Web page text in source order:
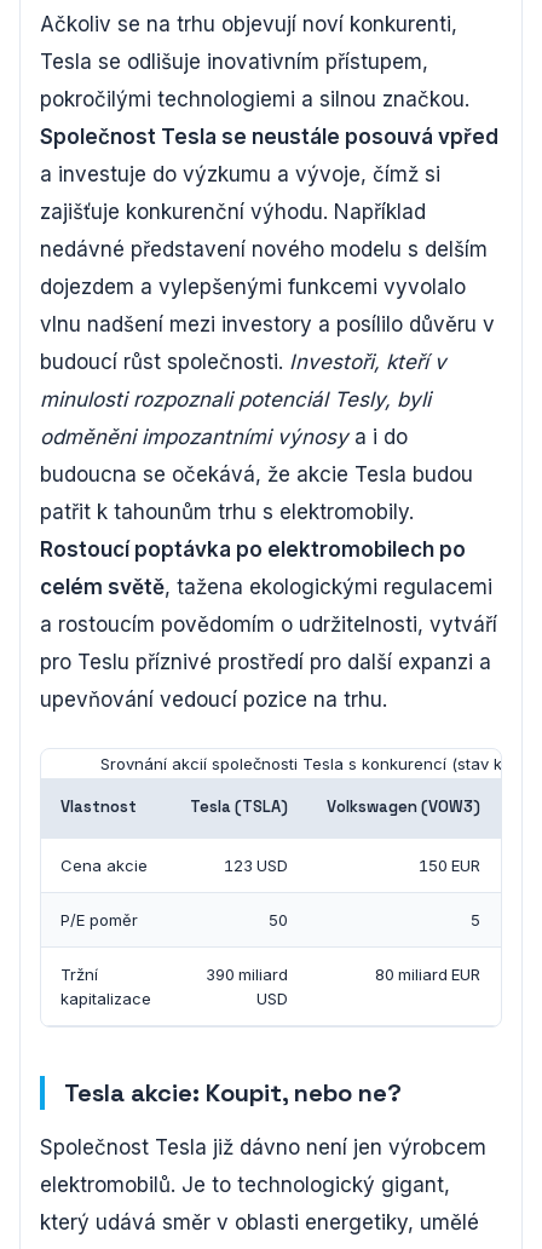
Ačkoliv se na trhu objevují noví konkurenti,
Tesla se odlišuje inovativním přístupem,
pokročilými technologiemi a silnou značkou.
Společnost Tesla se neustále posouvá vpřed
a investuje do výzkumu a vývoje, čímž si
zajišťuje konkurenční výhodu. Například
nedávné představení nového modelu s delším
dojezdem a vylepšenými funkcemi vyvolalo
vlnu nadšení mezi investory a posílilo důvěru v
budoucí růst společnosti. Investoři, kteří v
minulosti rozpoznali potenciál Tesly, byli
odměněni impozantními výnosya i do
budoucna se očekává, že akcie Tesla budou
patřit k tahounům trhu s elektromobily.
Rostoucí poptávka po elektromobilech po
celém světě, tažena ekologickými regulacemi
a rostoucím povědomím o udržitelnosti, vytváří
pro Teslu příznivé prostředí pro další expanzi a
upevňování vedoucí pozice na trhu.
Srovnání akcií společnosti Tesla s konkurencí (stav k 1. 1.
Vlastnost Tesla (TSLA) Volkswagen (VOW3)
Cena akcie 123 USD 150 EUR
P/E poměr 50 5
Tržní
kapitalizace
390 miliard
USD
80 miliard EUR
Tesla akcie: Koupit, nebo ne?
Společnost Tesla již dávno není jen výrobcem
elektromobilů. Je to technologický gigant,
který udává směr v oblasti energetiky, umělé